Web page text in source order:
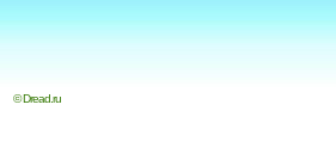
© Dread.ru